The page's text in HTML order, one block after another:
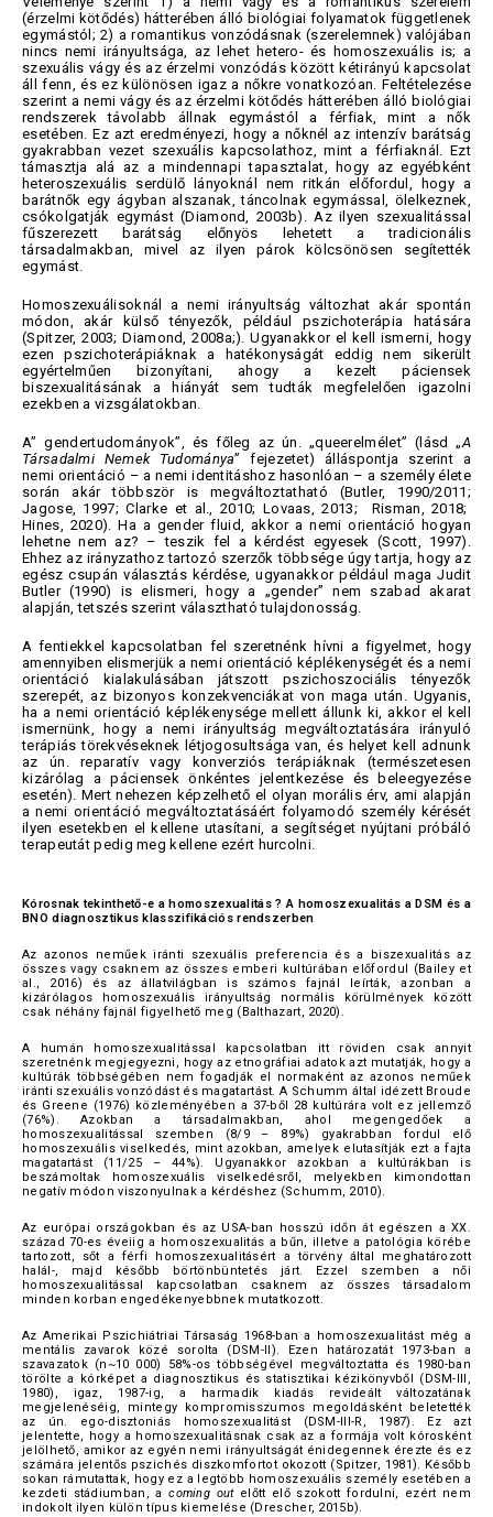
(érzelmi kötődés) hátterében álló biológiai folyamatok függetlenek
egymástól; 2) a romantikus vonzódásnak (szerelemnek) valójában
nincs nemi irányultsága, az lehet hetero- és homoszexuális is; a
szexuális vágy és az érzelmi vonzódás között kétirányú kapcsolat
áll fenn, és ez különösen igaz a nőkre vonatkozóan. Feltételezése
szerint a nemi vágy és az érzelmi kötődés hátterében álló biológiai
rendszerek távolabb állnak egymástól a férfiak, mint a nők
esetében. Ez azt eredményezi, hogy a nőknél az intenzív barátság
gyakrabban vezet szexuális kapcsolathoz, mint a férfiaknál. Ezt
támasztja alá az a mindennapi tapasztalat, hogy az egyébként
heteroszexuális serdülő lányoknál nem ritkán előfordul, hogy a
barátnők egy ágyban alszanak, táncolnak egymással, ölelkeznek,
csókolgatják egymást (Diamond, 2003b). Az ilyen szexualitással
fűszerezett barátság előnyös lehetett a tradicionális
társadalmakban, mivel az ilyen párok kölcsönösen segítették
egymást.
Homoszexuálisoknál a nemi irányultság változhat akár spontán
módon, akár külső tényezők, például pszichoterápia hatására
(Spitzer, 2003; Diamond, 2008a;). Ugyanakkor el kell ismerni, hogy
ezen pszichoterápiáknak a hatékonyságát eddig nem sikerült
egyértelműen bizonyítani, ahogy a kezelt páciensek
biszexualitásának a hiányát sem tudták megfelelően igazolni
ezekben a vizsgálatokban.
A” gendertudományok”, és főleg az ún. „queerelmélet” (lásd „A
Társadalmi Nemek Tudománya” fejezetet) álláspontja szerint a
nemi orientáció – a nemi identitáshoz hasonlóan – a személy élete
során akár többször is megváltoztatható (Butler, 1990/2011;
Jagose, 1997; Clarke et al., 2010; Lovaas, 2013; Risman, 2018;
Hines, 2020). Ha a gender fluid, akkor a nemi orientáció hogyan
lehetne nem az? – teszik fel a kérdést egyesek (Scott, 1997).
Ehhez az irányzathoz tartozó szerzők többsége úgy tartja, hogy az
egész csupán választás kérdése, ugyanakkor például maga Judit
Butler (1990) is elismeri, hogy a „gender” nem szabad akarat
alapján, tetszés szerint választható tulajdonosság.
A fentiekkel kapcsolatban fel szeretnénk hívni a figyelmet, hogy
amennyiben elismerjük a nemi orientáció képlékenységét és a nemi
orientáció kialakulásában játszott pszichoszociális tényezők
szerepét, az bizonyos konzekvenciákat von maga után. Ugyanis,
ha a nemi orientáció képlékenysége mellett állunk ki, akkor el kell
ismernünk, hogy a nemi irányultság megváltoztatására irányuló
terápiás törekvéseknek létjogosultsága van, és helyet kell adnunk
az ún. reparatív vagy konverziós terápiáknak (természetesen
kizárólag a páciensek önkéntes jelentkezése és beleegyezése
esetén). Mert nehezen képzelhető el olyan morális érv, ami alapján
a nemi orientáció megváltoztatásáért folyamodó személy kérését
ilyen esetekben el kellene utasítani, a segítséget nyújtani próbáló
terapeutát pedig meg kellene ezért hurcolni.
Kórosnak tekinthető-e a homoszexualitás ? A homoszexualitás a DSM és a
BNO diagnosztikus klasszifikációs rendszerben
Az azonos neműek iránti szexuális preferencia és a biszexualitás az
összes vagy csaknem az összes emberi kultúrában előfordul (Bailey et
al., 2016) és az állatvilágban is számos fajnál leírták, azonban a
kizárólagos homoszexuális irányultság normális körülmények között
csak néhány fajnál figyelhető meg (Balthazart, 2020).
A humán homoszexualitással kapcsolatban itt röviden csak annyit
szeretnénk megjegyezni, hogy az etnográfiai adatok azt mutatják, hogy a
kultúrák többségében nem fogadják el normaként az azonos neműek
iránti szexuális vonzódást és magatartást. A Schumm által idézett Broude
és Greene (1976) közleményében a 37-ből 28 kultúrára volt ez jellemző
(76%). Azokban a társadalmakban, ahol megengedőek a
homoszexualitással szemben (8/9 – 89%) gyakrabban fordul elő
homoszexuális viselkedés, mint azokban, amelyek elutasítják ezt a fajta
magatartást (11/25 – 44%). Ugyanakkor azokban a kultúrákban is
beszámoltak homoszexuális viselkedésről, melyekben kimondottan
negatív módon viszonyulnak a kérdéshez (Schumm, 2010).
Az európai országokban és az USA-ban hosszú időn át egészen a XX.
század 70-es éveiig a homoszexualitás a bűn, illetve a patológia körébe
tartozott, sőt a férfi homoszexualitásért a törvény által meghatározott
halál-, majd később börtönbüntetés járt. Ezzel szemben a női
homoszexualitással kapcsolatban csaknem az összes társadalom
minden korban engedékenyebbnek mutatkozott.
Az Amerikai Pszichiátriai Társaság 1968-ban a homoszexualitást még a
mentális zavarok közé sorolta (DSM-II). Ezen határozatát 1973-ban a
szavazatok (n~10 000) 58%-os többségével megváltoztatta és 1980-ban
törölte a kórképet a diagnosztikus és statisztikai kézikönyvből (DSM-III,
1980), igaz, 1987-ig, a harmadik kiadás revideált változatának
megjelenéséig, mintegy kompromisszumos megoldásként beletették
az ún. ego-disztoniás homoszexualitást (DSM-III-R, 1987). Ez azt
jelentette, hogy a homoszexualitásnak csak az a formája volt kórosként
jelölhető, amikor az egyén nemi irányultságát énidegennek érezte és ez
számára jelentős pszichés diszkomfortot okozott (Spitzer, 1981). Később
sokan rámutattak, hogy ez a legtöbb homoszexuális személy esetében a
kezdeti stádiumban, acoming outelőtt elő szokott fordulni, ezért nem
indokolt ilyen külön típus kiemelése (Drescher, 2015b).